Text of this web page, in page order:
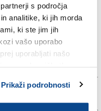
s področja
analitike, ki jih morda
ki ste jim jih
vašo uporabo
uporabljati našo
Prikaži podrobnosti
je potrebna prijava